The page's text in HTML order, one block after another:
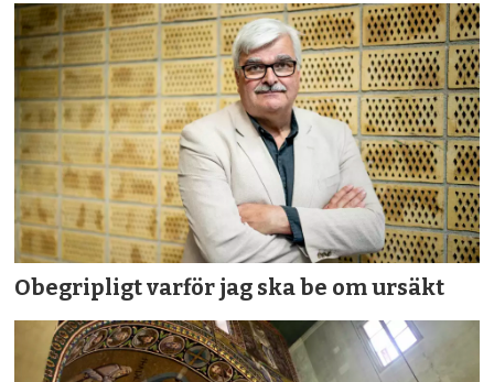
Obegripligt varför jag ska be om ursäkt